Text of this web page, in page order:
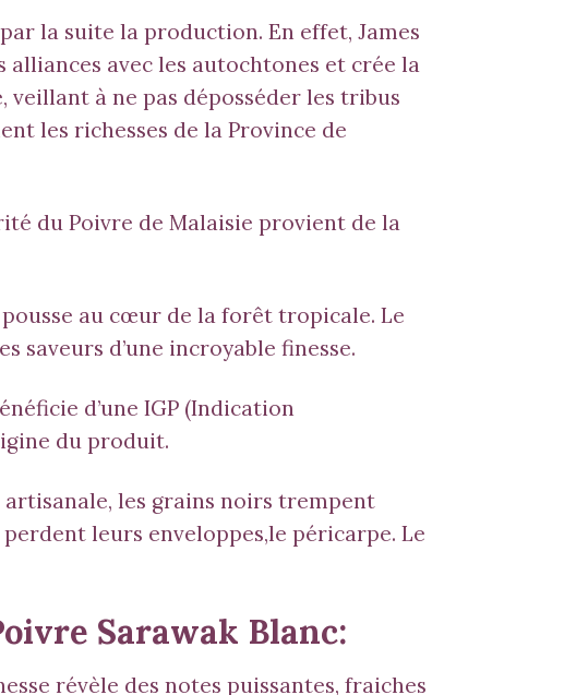
la suite la production. En effet, James
avec les autochtones et crée la
veillant à ne pas déposséder les tribus
les richesses de la Province de
du Poivre de Malaisie provient de la
au cœur de la forêt tropicale. Le
saveurs d’une incroyable finesse.
d’une IGP (Indication
du produit.
les grains noirs trempent
perdent leurs enveloppes,le péricarpe. Le
Sarawak Blanc:
révèle des notes puissantes, fraiches